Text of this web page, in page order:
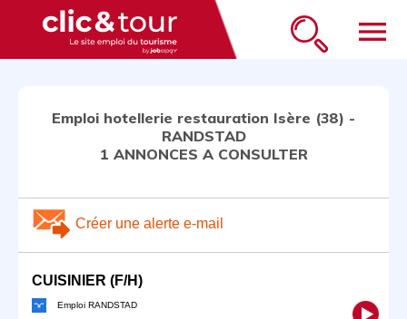
menu
Emploi hotellerie restauration Isère (38) -
RANDSTAD
1 ANNONCES A CONSULTER
Créer une alerte e-mail
CUISINIER (F/H)
Emploi RANDSTAD